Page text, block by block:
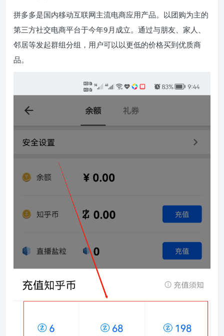
拼多多是国内移动互联网主流电商应用产品。以团购为主的
第三方社交电商平台于今年9月成立。通过与朋友、家人、
邻居等发起群组分组，用户可以以更低的价格买到优质商
品。